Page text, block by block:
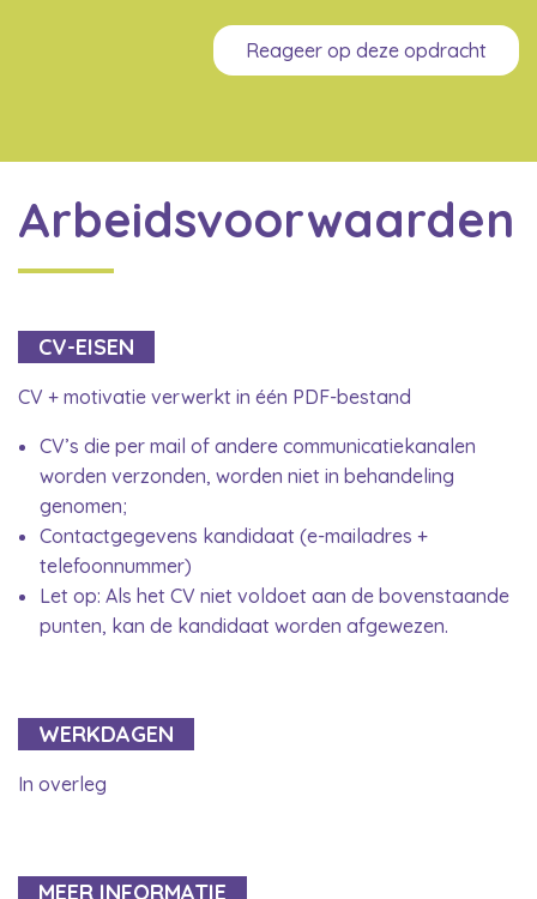
Reageer op deze opdracht
Arbeidsvoorwaarden
CV-EISEN
CV + motivatie verwerkt in één PDF-bestand
CV’s die per mail of andere communicatiekanalen
worden verzonden, worden niet in behandeling
genomen;
Contactgegevens kandidaat (e-mailadres +
telefoonnummer)
Let op: Als het CV niet voldoet aan de bovenstaande
punten, kan de kandidaat worden afgewezen.
WERKDAGEN
In overleg
MEER INFORMATIE